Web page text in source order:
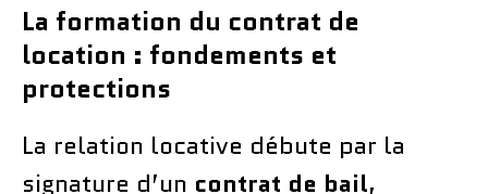
La formation du contrat de
location : fondements et
protections
La relation locative débute par la
signature d’un contrat de bail,